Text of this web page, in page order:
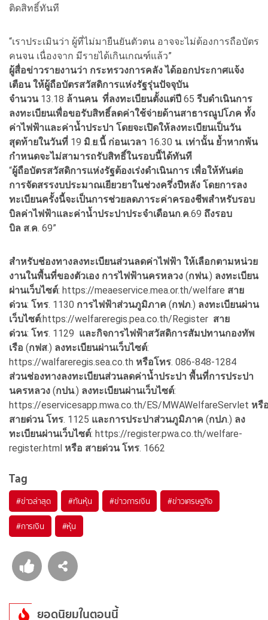
ติดสิทธิ์ทันที
“เราประเมินว่า ผู้ที่ไม่มายืนยันตัวตน อาจจะไม่ต้องการถือบัตร
คนจน เนื่องจาก มีรายได้เกินเกณฑ์แล้ว”
ผู้สื่อข่าวรายงานว่า กระทรวงการคลัง ได้ออกประกาศแจ้ง
เตือน ให้ผู้ถือบัตรสวัสดิการแห่งรัฐรุ่นปัจจุบัน
จำนวน13.18 ล้านคน ที่ลงทะเบียนตั้งแต่ปี 65 รีบดำเนินการ
ลงทะเบียนเพื่อขอรับสิทธิ์ลดค่าใช้จ่ายด้านสาธารณูปโภค ทั้ง
ค่าไฟฟ้าและค่าน้ำประปา โดยจะเปิดให้ลงทะเบียนเป็นวัน
สุดท้ายในวันที่ 19 มิ.ย.นี้ ก่อนเวลา 16.30 น. เท่านั้น ย้ำหากพ้น
กำหนดจะไม่สามารถรับสิทธิ์ในรอบนี้ได้ทันที
“ผู้ถือบัตรสวัสดิการแห่งรัฐต้องเร่งดำเนินการ เพื่อให้ทันต่อ
การจัดสรรงบประมาณเยียวยาในช่วงครึ่งปีหลัง โดยการลง
ทะเบียนครั้งนี้จะเป็นการช่วยลดภาระค่าครองชีพสำหรับรอบ
บิลค่าไฟฟ้าและค่าน้ำประปาประจำเดือนก.ค.69 ถึงรอบ
บิล ส.ค. 69”
สำหรับช่องทางลงทะเบียนส่วนลดค่าไฟฟ้า ให้เลือกตามหน่วย
งานในพื้นที่ของตัวเอง การไฟฟ้านครหลวง (กฟน.) ลงทะเบียน
ผ่านเว็บไซต์: https://meaeservice.mea.or.th/welfare สาย
ด่วน: โทร. 1130 การไฟฟ้าส่วนภูมิภาค (กฟภ.) ลงทะเบียนผ่าน
เว็บไซต์:https://welfareregis.pea.co.th/Register สาย
ด่วน: โทร. 1129 และกิจการไฟฟ้าสวัสดิการสัมปทานกองทัพ
เรือ (กฟส.) ลงทะเบียนผ่านเว็บไซต์:
https://walfareregis.sea.co.th หรือโทร. 086-848-1284
ส่วนช่องทางลงทะเบียนส่วนลดค่าน้ำประปา พื้นที่การประปา
นครหลวง (กปน.) ลงทะเบียนผ่านเว็บไซต์:
https://eservicesapp.mwa.co.th/ES/MWAWelfareServlet หรื
สายด่วน โทร. 1125 และการประปาส่วนภูมิภาค (กปภ.) ลง
ทะเบียนผ่านเว็บไซต์: https://register.pwa.co.th/welfare-
register.html หรือ สายด่วน โทร. 1662
Tag
#ข่าวล่าสุด #ทันหุ้น #ข่าวการเงิน #ข่าวเศรษฐกิจ
#การเงิน #หุ้น
ยอดนิยมในตอนนี้